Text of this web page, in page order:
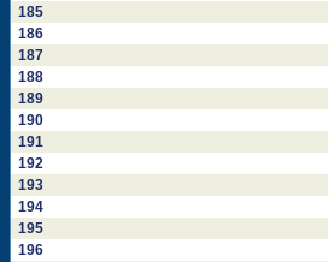
185
186
187
188
189
190
191
192
193
194
195
196